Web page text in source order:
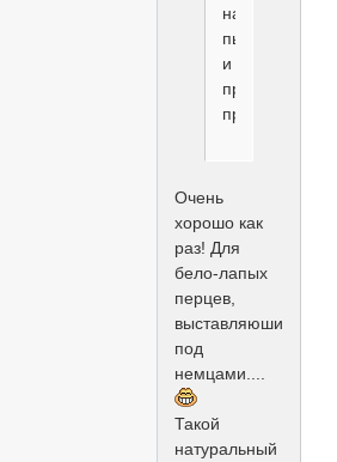
налипает
пыли,
и
прочей
прелести
Очень
хорошо как
раз! Для
бело-лапых
перцев,
выставляюшихся
под
немцами....
Такой
натуральный